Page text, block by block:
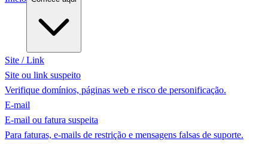
Site / Link
Site ou link suspeito
Verifique domínios, páginas web e risco de personificação.
E-mail
E-mail ou fatura suspeita
Para faturas, e-mails de restrição e mensagens falsas de suporte.